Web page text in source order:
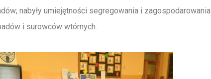
nabyły umiejętności segregowania i zagospodarowania
i surowców wtórnych.